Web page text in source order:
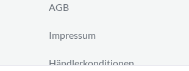
AGB
Impressum
Händlerkonditionen